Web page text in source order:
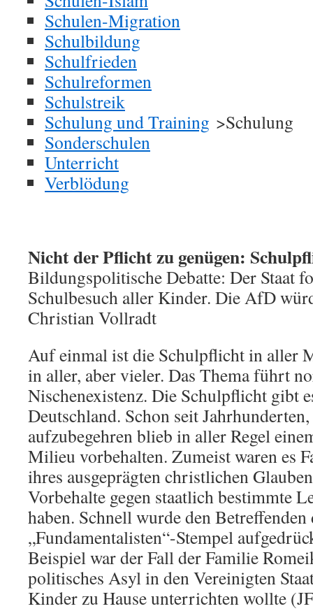
Schulen-Migration
Schulbildung
Schulfrieden
Schulreformen
Schulstreik
Schulung und Training >Schulung
Sonderschulen
Unterricht
Verblödung
Nicht der Pflicht zu genügen:
Bildungspolitische Debatte: Der Staat
Schulbesuch aller Kinder. Die AfD
Christian Vollradt
Auf einmal ist die Schulpflicht in aller
in aller, aber vieler. Das Thema führt
Nischenexistenz. Die Schulpflicht gibt
Deutschland. Schon seit
aufzubegehren blieb in aller Regel
Milieu vorbehalten. Zumeist waren es
ihres ausgeprägten christlichen
Vorbehalte gegen staatlich bestimmte
haben. Schnell wurde den Betreffenden
„Fundamentalisten“-Stempel
Beispiel war der Fall der Familie
politisches Asyl in den Vereinigten
Kinder zu Hause unterrichten wollte